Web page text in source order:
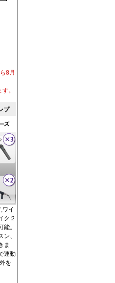
8月
。
プ
ワイ
ク２
。
、
ま
運動
を